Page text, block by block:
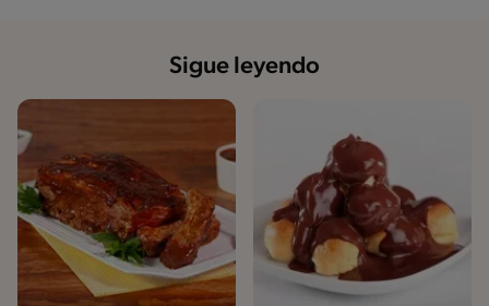
Sigue leyendo